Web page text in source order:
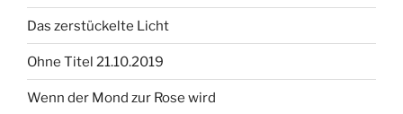
Das zerstückelte Licht
Ohne Titel 21.10.2019
Wenn der Mond zur Rose wird